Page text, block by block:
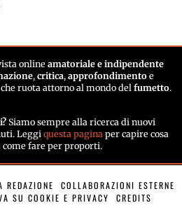
online amatoriale e indipendente
, critica, approfondimento e
ruota attorno al mondo del fumetto.
Siamo sempre alla ricerca di nuovi
Leggi questa pagina per capire cosa
come fare per proporti.
REDAZIONE
COLLABORAZIONI ESTERNE
SU COOKIE E PRIVACY CREDITS